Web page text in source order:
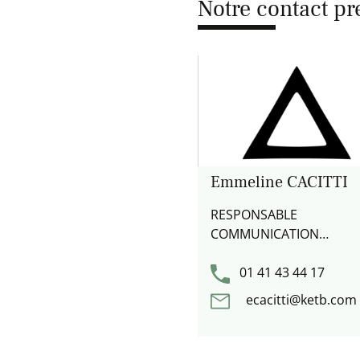
Notre contact
Emmeline CACITTI
RESPONSABLE
COMMUNICATION
01 41 43 44 17
ecacitti@ketb.com